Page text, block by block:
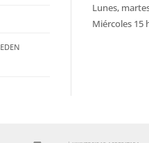
Lunes,
Miércoles 15